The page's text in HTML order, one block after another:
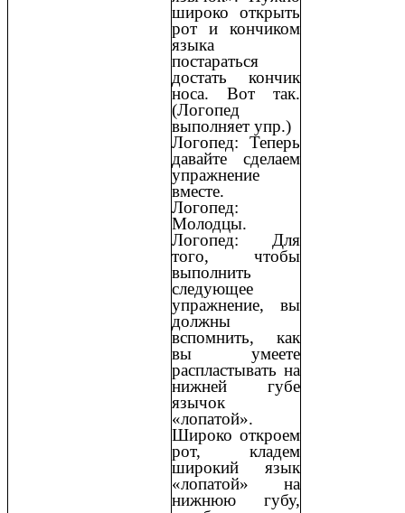
широко открыть
рот и кончиком
языка
постараться
достать кончик
носа. Вот так.
(Логопед
выполняет упр.)
Логопед: Теперь
давайте сделаем
упражнение
вместе.
Логопед:
Молодцы.
Логопед: Для
того, чтобы
выполнить
следующее
упражнение, вы
должны
вспомнить, как
вы умеете
распластывать на
нижней губе
язычок
«лопатой».
Широко откроем
рот, кладем
широкий язык
«лопатой» на
нижнюю губу,